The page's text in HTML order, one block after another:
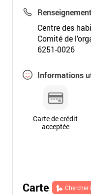
Centre des
Comité de
6251-0026
Informations
Carte de crédit
acceptée
Carte Chercher